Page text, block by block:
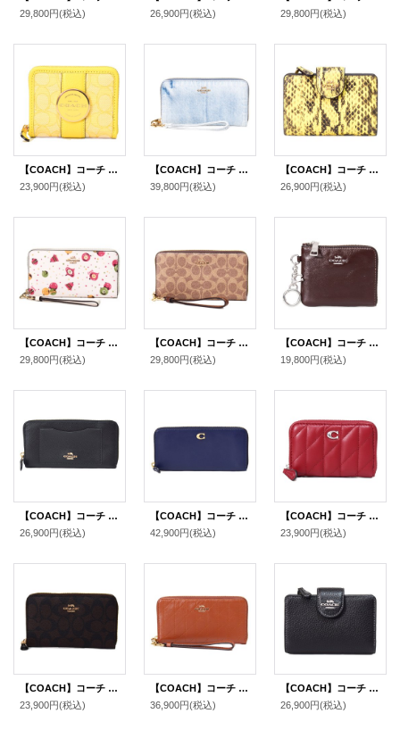
29,800円(税込)
26,900円(税込)
29,800円(税込)
【COACH】コーチ ジャガード ペブルレザー シグネチャー デンプシー ロゴ スモール ジップ アラウンド ウォレット 二つ折り 財布 レトロイエロー〔日本未発売〕
23,900円(税込)
【COACH】コーチ 長財布 デニム レザー ロゴ リストレット ロング ジップ アラウンド 長財布 ライトインディゴ（日本未発売）
39,800円(税込)
【COACH】コーチ 財布 パイソン スネー エンボスドレザーク アニマル ロゴ ミディアム コーナー ジップ ウォレット 二つ折り財布 イエロー（日本未発売）
26,900円(税込)
【COACH】コーチ コーティングキャンバス スムースレザー オーナメント プリント リストレット ロング ジップ アラウンド 長財布 チャークマルチ（日本未発売）
29,800円(税込)
【COACH】コーチ 長財布 コーティングキャンバス レザー シグネチャー リストレット ロング ジップ アラウンド 長財布 タン×ブラウン（日本未発売）
29,800円(税込)
【COACH】コーチ 財布 シャイニー スムースレザー ロゴ キーリング チャーム付き スモール コーナー ジップ ウォレット 財布 メイプル〔日本未発売〕
19,800円(税込)
【COACH】コーチ ラグジュアリー クロスグレーン レザー アコーディオン ジップ アラウンド 長財布 ブラック2（日本未発売）
26,900円(税込)
【COACH】コーチ 長財布 レザー エッセンシャル ロゴ スリム アコーディオン ジップ アラウンド 長財布 ダークネイビー（日本未発売）
42,900円(税込)
【COACH】コーチ カードケース レザー キルティング ピロー ロゴ スモール ジップ アラウンド スクエア スリム コインケース ダークルビー（日本未発売）
23,900円(税込)
【COACH】コーチ コーティングキャンバス レザー シグネチャー ミディアム ジップ アラウンド ウォレット 財布 ブラウン×ブラック（日本未発売）
23,900円(税込)
【COACH】コーチ 長財布 キルティング シャイニー スムースレザー ロゴ リストレット ロング ジップ アラウンド 長財布 シナモン（日本未発売）
36,900円(税込)
【COACH】コーチ 財布 ぺブルレザー ロゴ ミディアム コーナー ジップ ウォレット 二つ折り財布 シルバー×ブラック（日本未発売）
26,900円(税込)